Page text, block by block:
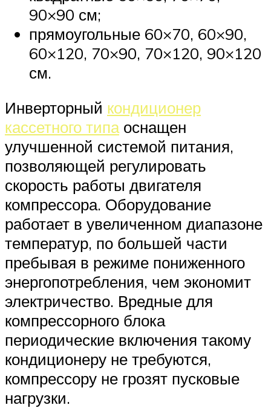
90×90 см;
прямоугольные 60×70, 60×90,
60×120, 70×90, 70×120, 90×120
см.
Инверторный кондиционер
кассетного типаоснащен
улучшенной системой питания,
позволяющей регулировать
скорость работы двигателя
компрессора. Оборудование
работает в увеличенном диапазоне
температур, по большей части
пребывая в режиме пониженного
энергопотребления, чем экономит
электричество. Вредные для
компрессорного блока
периодические включения такому
кондиционеру не требуются,
компрессору не грозят пусковые
нагрузки.